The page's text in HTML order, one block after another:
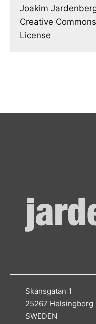
Joakim
Creative
License
Skansgatan 1
25267 Helsingborg
SWEDEN